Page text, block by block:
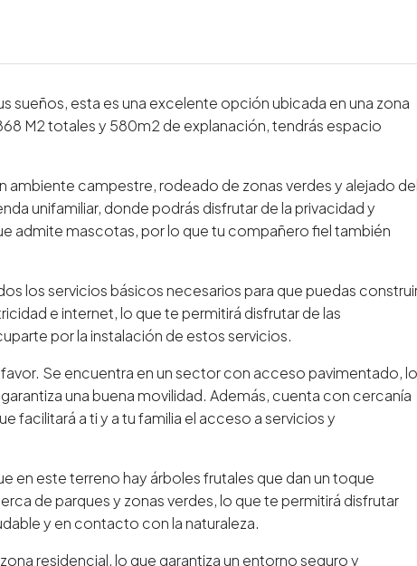
sueños, esta es una excelente opción ubicada en una zona
M2 totales y 580m2 de explanación, tendrás espacio
ambiente campestre, rodeado de zonas verdes y alejado
unifamiliar, donde podrás disfrutar de la privacidad y
admite mascotas, por lo que tu compañero fiel también
los servicios básicos necesarios para que puedas
e internet, lo que te permitirá disfrutar de las
por la instalación de estos servicios.
Se encuentra en un sector con acceso pavimentado, lo
una buena movilidad. Además, cuenta con cercanía
facilitará a ti y a tu familia el acceso a servicios y
en este terreno hay árboles frutales que dan un toque
de parques y zonas verdes, lo que te permitirá disfrutar
y en contacto con la naturaleza.
residencial, lo que garantiza un entorno seguro y